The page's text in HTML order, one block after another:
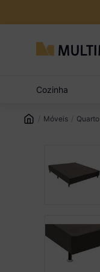
Cozinha
Móveis Quarto